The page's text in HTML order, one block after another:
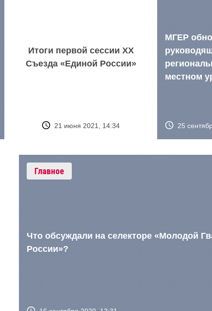
Итоги первой сессии XX
Съезда «Единой России»
21 июня 2021, 14:34
МГЕР
местном
25
Главное
Что обсуждали на селекторе «Молодой
России»?